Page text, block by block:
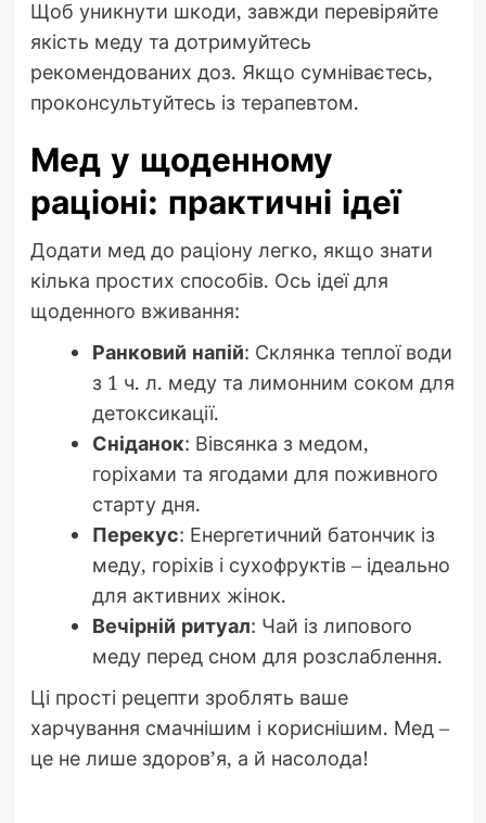
Щоб уникнути шкоди, завжди перевіряйте
якість меду та дотримуйтесь
рекомендованих доз. Якщо сумніваєтесь,
проконсультуйтесь із терапевтом.
Мед у щоденному
раціоні: практичні ідеї
Додати мед до раціону легко, якщо знати
кілька простих способів. Ось ідеї для
щоденного вживання:
Ранковий напій: Склянка теплої води
з 1 ч. л. меду та лимонним соком для
детоксикації.
Сніданок: Вівсянка з медом,
горіхами та ягодами для поживного
старту дня.
Перекус: Енергетичний батончик із
меду, горіхів і сухофруктів – ідеально
для активних жінок.
Вечірній ритуал: Чай із липового
меду перед сном для розслаблення.
Ці прості рецепти зроблять ваше
харчування смачнішим і кориснішим. Мед –
це не лише здоров’я, а й насолода!